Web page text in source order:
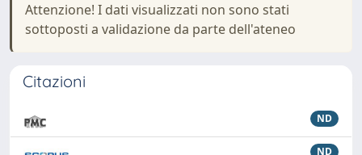
Attenzione! I dati visualizzati non sono stati
sottoposti a validazione da parte dell'ateneo
Citazioni
ND
ND